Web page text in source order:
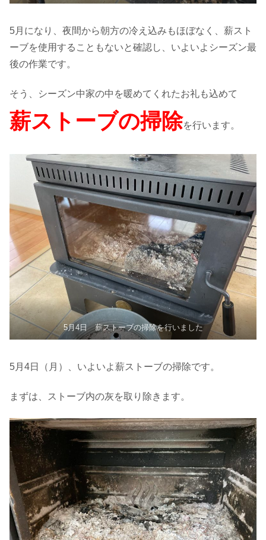
5月になり、夜間から朝方の冷え込みもほぼなく、薪スト
ーブを使用することもないと確認し、いよいよシーズン最
後の作業です。
そう、シーズン中家の中を暖めてくれたお礼も込めて
薪ストーブの掃除を行います。
5月4日 薪ストーブの掃除を行いました
5月4日（月）、いよいよ薪ストーブの掃除です。
まずは、ストーブ内の灰を取り除きます。